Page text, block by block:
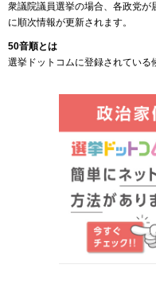
衆議院議員選挙の場合、各政党
に順次情報が更新されます。
50音順とは
選挙ドットコムに登録されている